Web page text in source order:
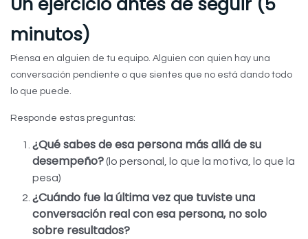
minutos)
Piensa en alguien de tu equipo. Alguien con quien hay una
conversación pendiente o que sientes que no está dando todo
lo que puede.
Responde estas preguntas:
¿Qué sabes de esa persona más allá de su
desempeño?(lo personal, lo que la motiva, lo que la
pesa)
¿Cuándo fue la última vez que tuviste una
conversación real con esa persona, no solo
sobre resultados?